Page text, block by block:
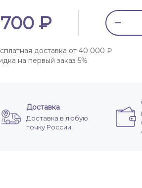
₽
доставка от 40 000 ₽
на первый заказ 5%
Доставка
Доставка в любую
точку России